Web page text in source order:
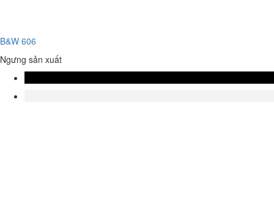
B&W 606
Ngưng sản xuất